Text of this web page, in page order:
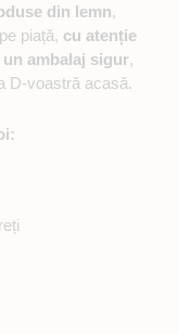
din lemn,
piață, cu atenție
ambalaj sigur,
D-voastră acasă.